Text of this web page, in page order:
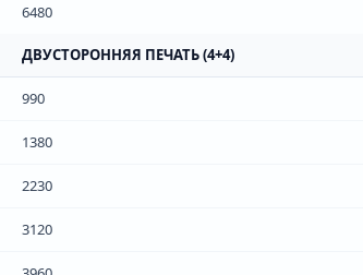
6480
ДВУСТОРОННЯЯ ПЕЧАТЬ (4+4)
990
1380
2230
3120